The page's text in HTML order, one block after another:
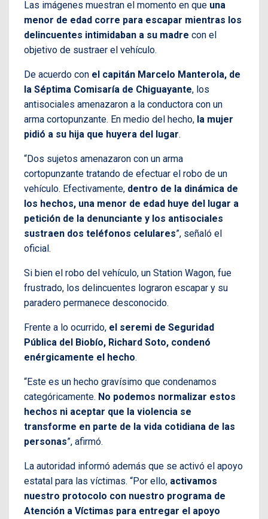
Las imágenes muestran el momento en que una
menor de edad corre para escapar mientras los
delincuentes intimidaban a su madre con el
objetivo de sustraer el vehículo.
De acuerdo con el capitán Marcelo Manterola, de
la Séptima Comisaría de Chiguayante, los
antisociales amenazaron a la conductora con un
arma cortopunzante. En medio del hecho, la mujer
pidió a su hija que huyera del lugar.
“Dos sujetos amenazaron con un arma
cortopunzante tratando de efectuar el robo de un
vehículo. Efectivamente, dentro de la dinámica de
los hechos, una menor de edad huye del lugar a
petición de la denunciante y los antisociales
sustraen dos teléfonos celulares”, señaló el
oficial.
Si bien el robo del vehículo, un Station Wagon, fue
frustrado, los delincuentes lograron escapar y su
paradero permanece desconocido.
Frente a lo ocurrido, el seremi de Seguridad
Pública del Biobío, Richard Soto, condenó
enérgicamente el hecho.
“Este es un hecho gravísimo que condenamos
categóricamente. No podemos normalizar estos
hechos ni aceptar que la violencia se
transforme en parte de la vida cotidiana de las
personas”, afirmó.
La autoridad informó además que se activó el apoyo
estatal para las víctimas. “Por ello, activamos
nuestro protocolo con nuestro programa de
Atención a Víctimas para entregar el apoyo